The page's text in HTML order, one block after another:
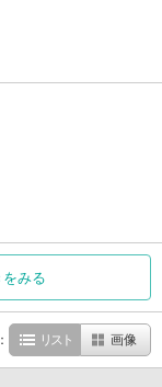
みる
リスト 画像